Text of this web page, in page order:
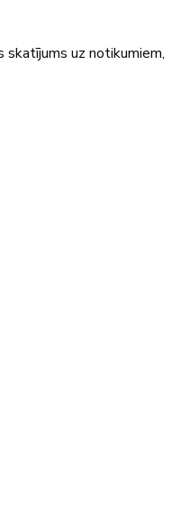
skatījums uz notikumiem,